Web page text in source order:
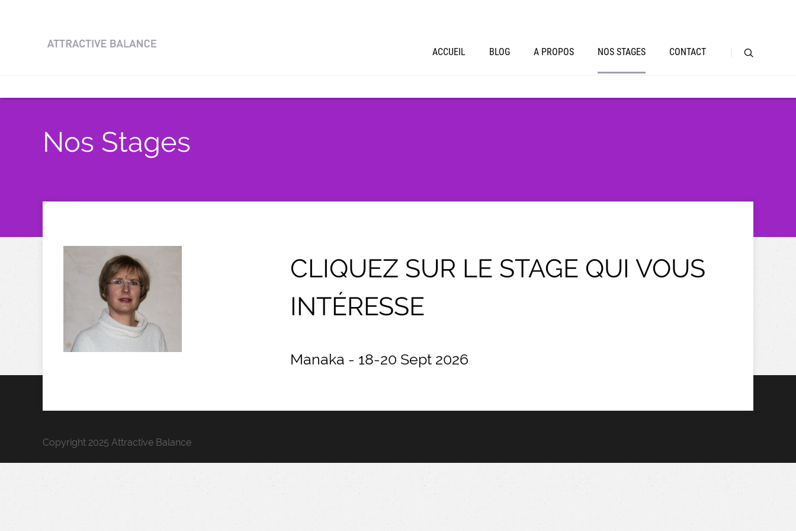
ACCUEIL BLOG A PROPOS NOS STAGES CONTACT
Nos Stages
CLIQUEZ SUR LE STAGE QUI VOUS
INTÉRESSE
Manaka - 18-20 Sept 2026
Copyright 2025 Attractive Balance